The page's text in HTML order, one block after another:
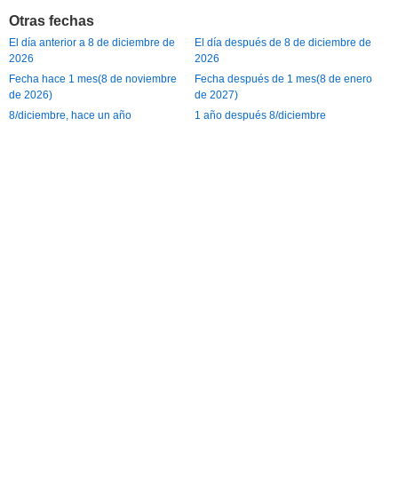
Otras fechas
El día anterior a 8 de diciembre de
2026
El día después de 8 de diciembre de
2026
Fecha hace 1 mes(8 de noviembre
de 2026)
Fecha después de 1 mes(8 de enero
de 2027)
8/diciembre, hace un año
1 año después 8/diciembre